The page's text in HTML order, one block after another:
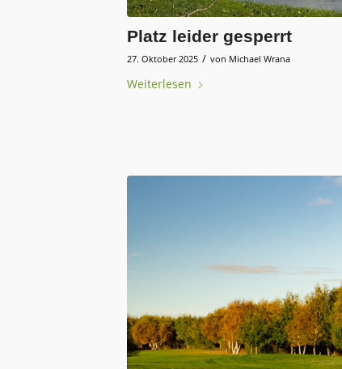
Platz leider gesperrt
27. Oktober 2025 / von Michael Wrana
Weiterlesen